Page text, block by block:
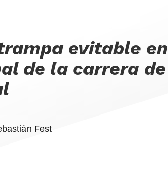
evitable en
de la carrera de
Fest